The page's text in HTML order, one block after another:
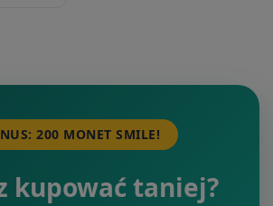
200 MONET SMILE!
kupować taniej?